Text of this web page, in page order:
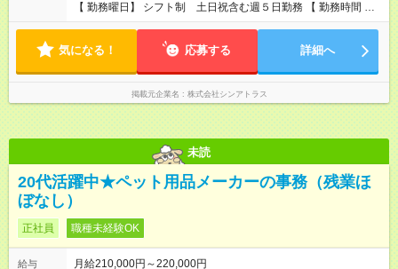
【 勤務曜日】 シフト制 土日祝含む週５日勤務 【 勤務時間 】
・ 9：00～20：00（実働8h／休憩１h） ※残業ほとんどありま
気になる！ 応募する 詳細へ
掲載元企業名 株式会社シンアトラス
未読
20代活躍中★ペット用品メーカーの事務（残業ほ
ぼなし）
正社員 職種未経験OK
給与 月給210,000円～220,000円